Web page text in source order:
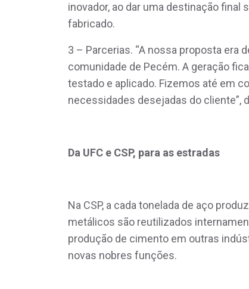
inovador, ao dar uma destinação final
fabricado.
3 – Parcerias. “A nossa proposta era
comunidade de Pecém. A geração
testado e aplicado. Fizemos até em
necessidades desejadas do cliente”,
Da UFC e CSP, para as estradas
Na CSP, a cada tonelada de aço
metálicos são reutilizados
produção de cimento em outras
novas nobres funções.